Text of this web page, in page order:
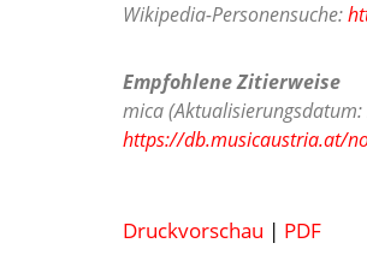
Wikipedia-Personensuche:
Empfohlene Zitierweise
mica
https://db.musicaustria.at/
Druckvorschau | PDF